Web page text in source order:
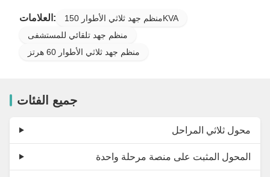
العلامات:
منظم جهد ثلاثي الأطوار 150KVA
منظم جهد تلقائي للمستشفى
منظم جهد ثلاثي الأطوار 60 هرتز
جميع الفئات
محول ثلاثي المراحل
المحول المثبت على منصة مرحلة واحدة